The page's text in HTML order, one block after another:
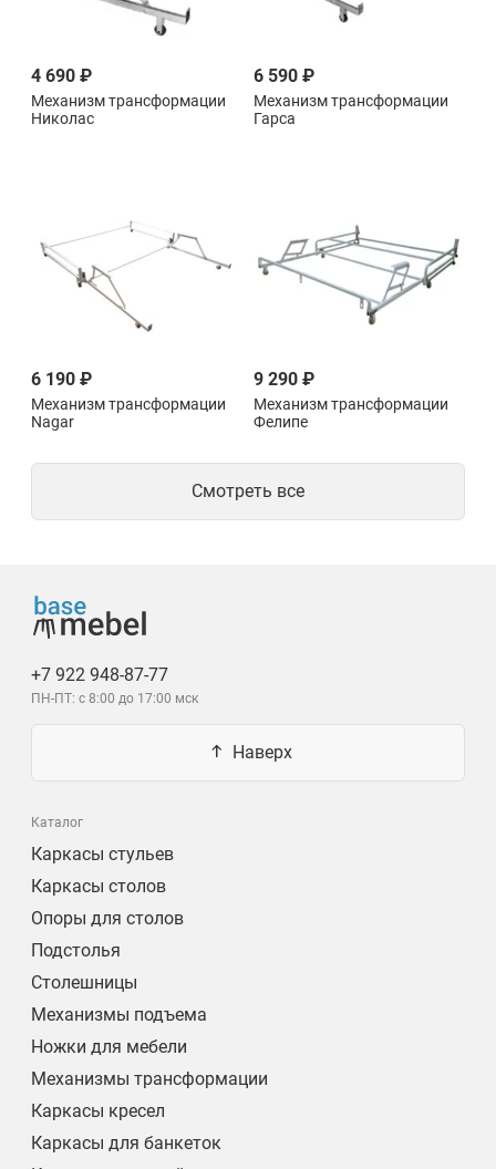
4 690 ₽
Механизм трансформации
Николас
6 590 ₽
Механизм трансформации
Гарса
6 190 ₽
Механизм трансформации
Nagar
9 290 ₽
Механизм трансформации
Фелипе
Смотреть все
+7 922 948-87-77
ПН-ПТ: с 8:00 до 17:00 мск
Наверх
Каталог
Каркасы стульев
Каркасы столов
Опоры для столов
Подстолья
Столешницы
Механизмы подъема
Ножки для мебели
Механизмы трансформации
Каркасы кресел
Каркасы для банкеток